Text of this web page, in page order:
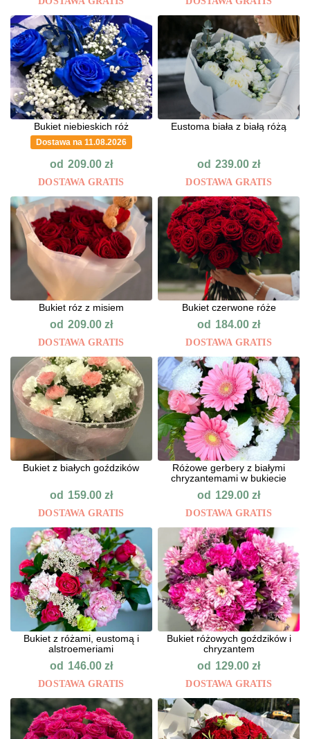
Bukiet niebieskich róż
Dostawa na 11.08.2026
od 209.00 zł
DOSTAWA GRATIS
Eustoma biała z białą różą
od 239.00zł
DOSTAWA GRATIS
Bukiet róz z misiem
od 209.00 zł
DOSTAWA GRATIS
Bukiet czerwone róże
od 184.00zł
DOSTAWA GRATIS
Bukiet z białych goździków
od 159.00 zł
DOSTAWA GRATIS
Różowe gerbery z białymi
chryzantemami w bukiecie
od 129.00zł
DOSTAWA GRATIS
Bukiet z różami, eustomą i
alstroemeriami
od 146.00 zł
DOSTAWA GRATIS
Bukiet różowych goździków i
chryzantem
od 129.00zł
DOSTAWA GRATIS